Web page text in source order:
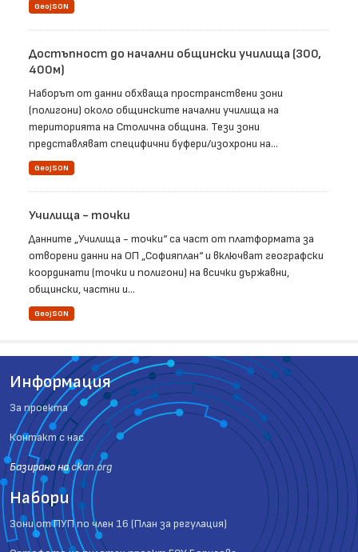
GeoJSON
Достъпност до начални общински училища (300,
400м)
Наборът от данни обхваща пространствени зони
(полигони) около общинските начални училища на
територията на Столична община. Тези зони
представляват специфични буфери/изохрони на...
GeoJSON
Училища - точки
Данните „Училища - точки“ са част от платформата за
отворени данни на ОП „Софияплан“ и включват географски
координати (точки и полигони) на всички държавни,
общински, частни и...
GeoJSON
Информация
За проекта
Контакт с нас
Базиранo наckan.org
Набори
Зони от ПУП по член 16 (План за регулация)